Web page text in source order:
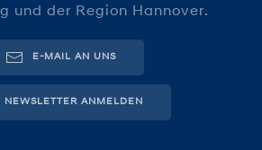
und der Region Hannover.
E-MAIL AN UNS
NEWSLETTER ANMELDEN